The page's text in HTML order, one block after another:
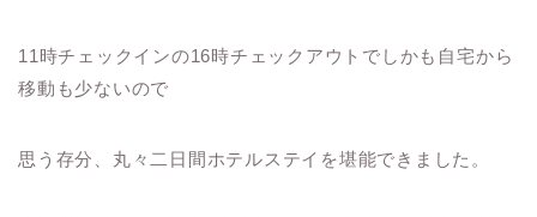
11時チェックインの16時チェックアウトでしかも自宅から
移動も少ないので
思う存分、丸々二日間ホテルステイを堪能できました。